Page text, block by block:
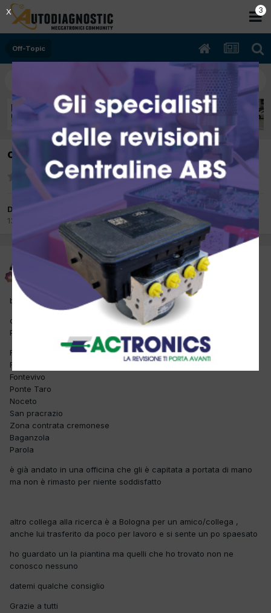
Off-Topic
collega disponibili su Parma e Bologna
Da delta
13 Febbraio 2023inOff-Topic
delta
13 Febbraio 2023
buonasera
cerco dei colleghi fidati per un mio nipote trasferito da poco a
Parma o nelle vicinanze
Fidenza
Fontanellato
Fontevivo
Ponte Taro
Noceto
San pracrazio
Zona contrata cremonese
Baganzola
Parola
è già andato in una officina che gli è capitata a portata di mano
ma non è rimasto per niente soddisfatto
altro collega alla ricerca è a Bologna per un amico/collega ,
anche lui trasferito da poco per lavoro e si sente un po spaesato
ho guardato un la piantina ma quelli che ho trovato non ne
conosco nessuno
datemi qualche consiglio
Grazie a tutti
2
X